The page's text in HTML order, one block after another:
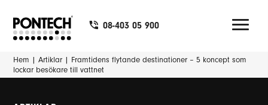
08-403 05 900
Hem |Artiklar | Framtidens flytande destinationer – 5 koncept som
lockar besökare till vattnet